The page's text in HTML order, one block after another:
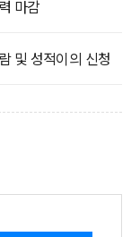
마감
및 성적이의 신청